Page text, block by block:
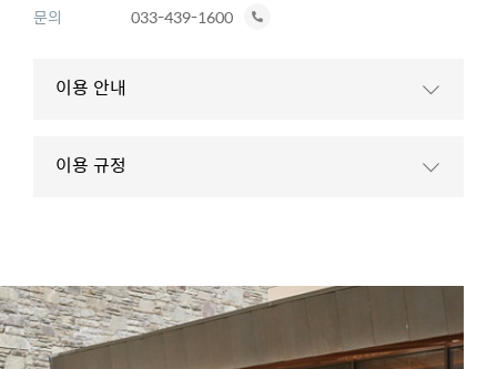
문의
033-439-1600
전
이용 안내
이용 규정